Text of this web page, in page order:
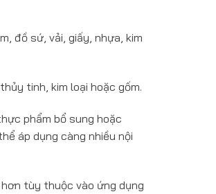
đồ sứ, vải, giấy, nhựa, kim
tinh, kim loại hoặc gốm.
phẩm bổ sung hoặc
áp dụng càng nhiều nội
tùy thuộc vào ứng dụng